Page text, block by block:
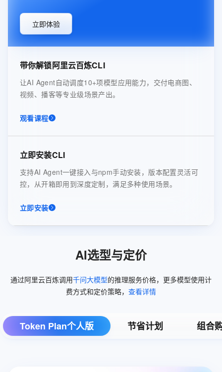
立即体验
带你解锁阿里云百炼CLI
让AI Agent自动调度10+项模型应用能力，交付电商图、
视频、播客等专业级场景产出。
观看课程
立即安装CLI
支持AI Agent一键接入与npm手动安装，版本配置灵活可
控，从开箱即用到深度定制，满足多种使用场景。
立即安装
AI选型与定价
通过阿里云百炼调用千问大模型的推理服务价格，更多模型使用计
费方式和定价策略， 查看详情
Token Plan个人版 节省计划 组合